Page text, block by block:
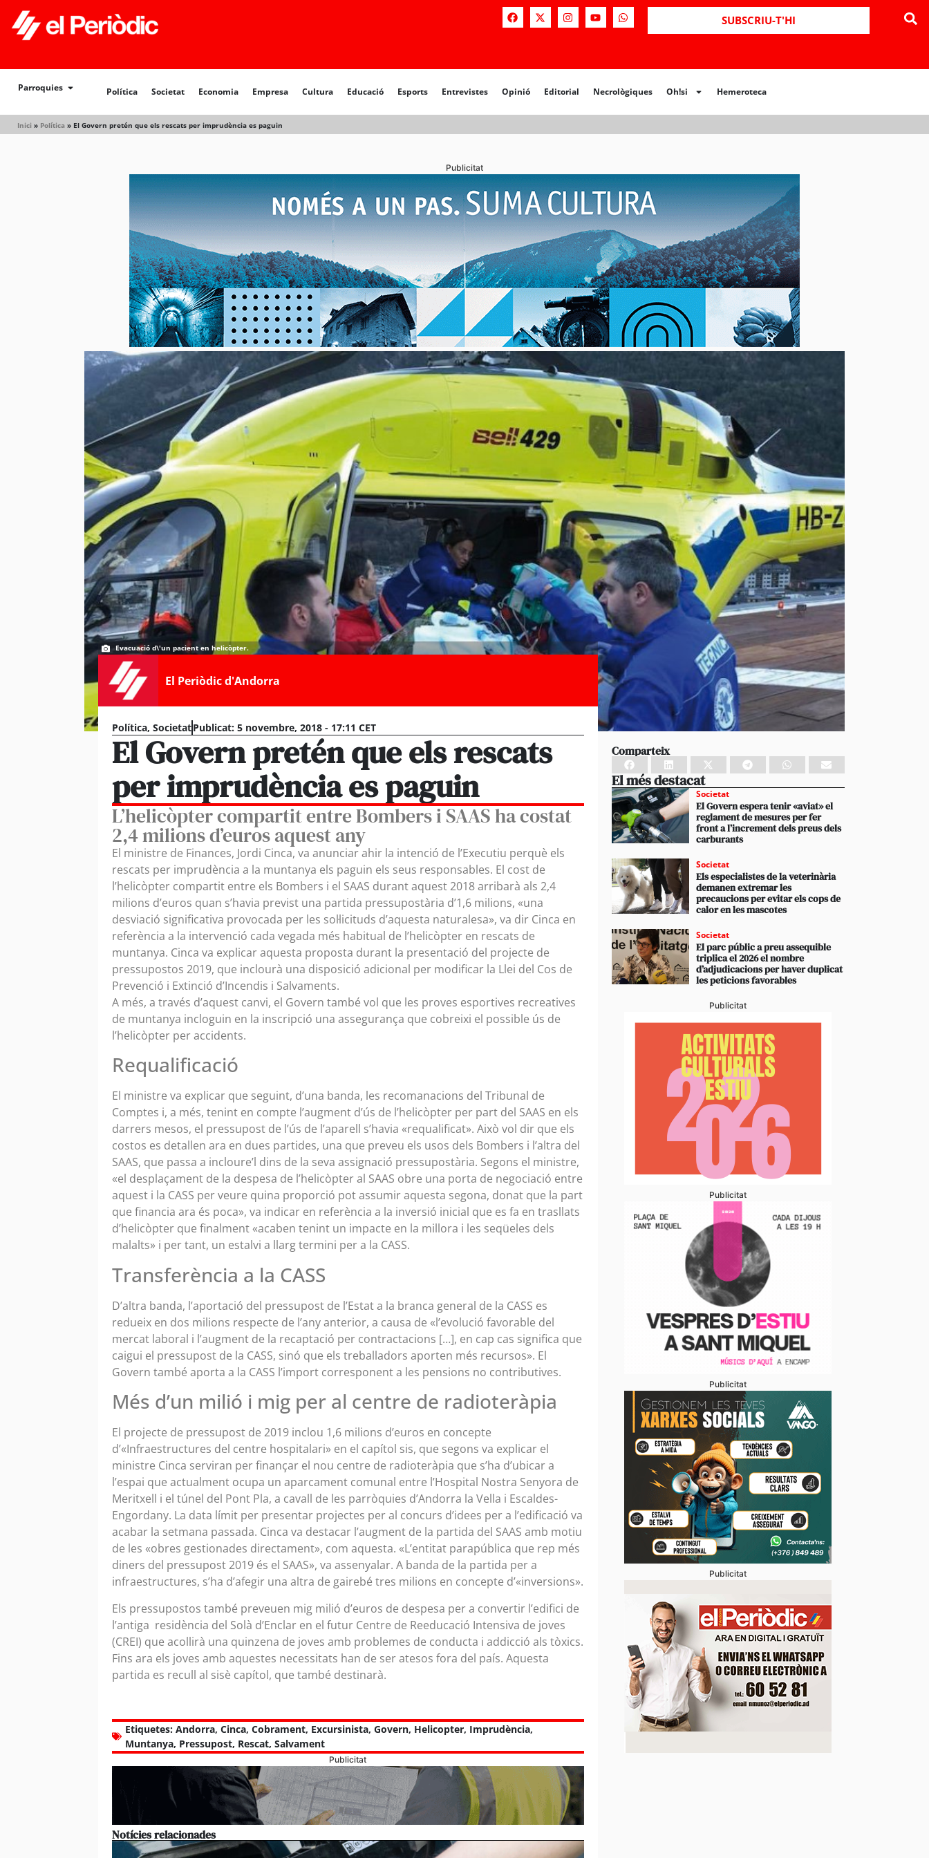
SUBSCRIU-T'HI
Parroquies Política Societat Economia Empresa Cultura Educació Esports Entrevistes Opinió Editorial Necrològiques Oh!si Hemeroteca
Inici » Política » El Govern pretén que els rescats per imprudència es paguin
Política Societat Opinió Editorial Necrològiques Hemeroteca
Publicitat
Evacuació d\'un pacient en helicòpter.
El Periòdic d'Andorra
Política, SocietatPublicat: 5 novembre, 2018 - 17:11 CET
El Govern pretén que els rescats
per imprudència es paguin
L’helicòpter compartit entre Bombers i SAAS ha costat
2,4 milions d’euros aquest any
El ministre de Finances, Jordi Cinca, va anunciar ahir la intenció de l’Executiu perquè els
rescats per imprudència a la muntanya els paguin els seus responsables. El cost de
l’helicòpter compartit entre els Bombers i el SAAS durant aquest 2018 arribarà als 2,4
milions d’euros quan s’havia previst una partida pressupostària d’1,6 milions, «una
desviació significativa provocada per les sol·licituds d’aquesta naturalesa», va dir Cinca en
referència a la intervenció cada vegada més habitual de l’helicòpter en rescats de
muntanya. Cinca va explicar aquesta proposta durant la presentació del projecte de
pressupostos 2019, que inclourà una disposició adicional per modificar la Llei del Cos de
Prevenció i Extinció d’Incendis i Salvaments.
A més, a través d’aquest canvi, el Govern també vol que les proves esportives recreatives
de muntanya incloguin en la inscripció una assegurança que cobreixi el possible ús de
l’helicòpter per accidents.
Requalificació
El ministre va explicar que seguint, d’una banda, les recomanacions del Tribunal de
Comptes i, a més, tenint en compte l’augment d’ús de l’helicòpter per part del SAAS en els
darrers mesos, el pressupost de l’ús de l’aparell s’havia «requalificat». Això vol dir que els
costos es detallen ara en dues partides, una que preveu els usos dels Bombers i l’altra del
SAAS, que passa a incloure’l dins de la seva assignació pressupostària. Segons el ministre,
«el desplaçament de la despesa de l’helicòpter al SAAS obre una porta de negociació entre
aquest i la CASS per veure quina proporció pot assumir aquesta segona, donat que la part
que financia ara és poca», va indicar en referència a la inversió inicial que es fa en trasllats
d’helicòpter que finalment «acaben tenint un impacte en la millora i les seqüeles dels
malalts» i per tant, un estalvi a llarg termini per a la CASS.
Transferència a la CASS
D’altra banda, l’aportació del pressupost de l’Estat a la branca general de la CASS es
redueix en dos milions respecte de l’any anterior, a causa de «l’evolució favorable del
mercat laboral i l’augment de la recaptació per contractacions […], en cap cas significa que
caigui el pressupost de la CASS, sinó que els treballadors aporten més recursos». El
Govern també aporta a la CASS l’import corresponent a les pensions no contributives.
Més d’un milió i mig per al centre de radioteràpia
El projecte de pressupost de 2019 inclou 1,6 milions d’euros en concepte
d’«Infraestructures del centre hospitalari» en el capítol sis, que segons va explicar el
ministre Cinca serviran per finançar el nou centre de radioteràpia que s’ha d’ubicar a
l’espai que actualment ocupa un aparcament comunal entre l’Hospital Nostra Senyora de
Meritxell i el túnel del Pont Pla, a cavall de les parròquies d’Andorra la Vella i Escaldes-
Engordany. La data límit per presentar projectes per al concurs d’idees per a l’edificació va
acabar la setmana passada. Cinca va destacar l’augment de la partida del SAAS amb motiu
de les «obres gestionades directament», com aquesta. «L’entitat parapública que rep més
diners del pressupost 2019 és el SAAS», va assenyalar. A banda de la partida per a
infraestructures, s’ha d’afegir una altra de gairebé tres milions en concepte d’«inversions».
Els pressupostos també preveuen mig milió d’euros de despesa per a convertir l’edifici de
l’antiga residència del Solà d’Enclar en el futur Centre de Reeducació Intensiva de joves
(CREI) que acollirà una quinzena de joves amb problemes de conducta i addicció als tòxics.
Fins ara els joves amb aquestes necessitats han de ser atesos fora del país. Aquesta
partida es recull al sisè capítol, que també destinarà.
Etiquetes: Andorra, Cinca, Cobrament, Excursinista, Govern, Helicopter, Imprudència,
Muntanya, Pressupost, Rescat, Salvament
Publicitat
Notícies relacionades
Comparteix
El més destacat
Societat
El Govern espera tenir «aviat» el
reglament de mesures per fer
front a l’increment dels preus dels
carburants
Societat
Els especialistes de la veterinària
demanen extremar les
precaucions per evitar els cops de
calor en les mascotes
Societat
El parc públic a preu assequible
triplica el 2026 el nombre
d’adjudicacions per haver duplicat
les peticions favorables
Publicitat
Publicitat
Publicitat
Publicitat